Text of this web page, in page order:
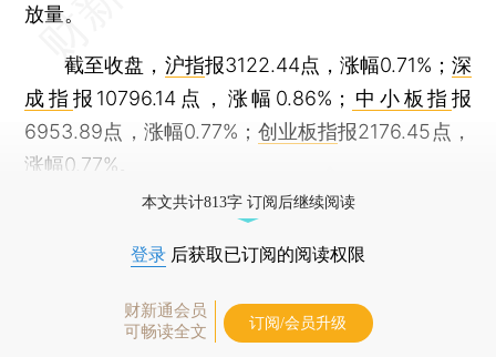
放量。
截至收盘， 沪指报3122.44点，涨幅0.71%； 深
成指 报10796.14点，涨幅0.86%； 中小板指 报
6953.89点，涨幅0.77%； 创业板指报2176.45点，
涨幅0.77%。
本文共计813字 订阅后继续阅读
登录 后获取已订阅的阅读权限
财新通会员
可畅读全文
订阅/会员升级